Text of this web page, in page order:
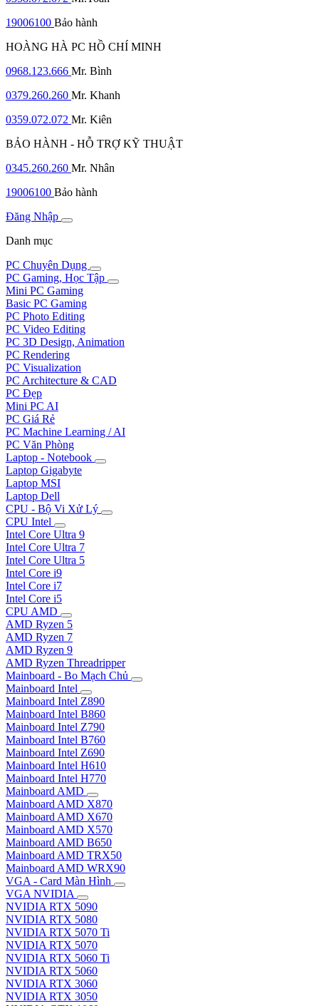
19006100 Bảo hành
HOÀNG HÀ PC HỒ CHÍ MINH
0968.123.666 Mr. Bình
0379.260.260 Mr. Khanh
0359.072.072 Mr. Kiên
BẢO HÀNH - HỖ TRỢ KỸ THUẬT
0345.260.260 Mr. Nhân
19006100 Bảo hành
Đăng Nhập
Danh mục
PC Chuyên Dụng
PC Gaming, Học Tập
Mini PC Gaming
Basic PC Gaming
PC Photo Editing
PC Video Editing
PC 3D Design, Animation
PC Rendering
PC Visualization
PC Architecture & CAD
PC Đẹp
Mini PC AI
PC Giá Rẻ
PC Machine Learning / AI
PC Văn Phòng
Laptop - Notebook
Laptop Gigabyte
Laptop MSI
Laptop Dell
CPU - Bộ Vi Xử Lý
CPU Intel
Intel Core Ultra 9
Intel Core Ultra 7
Intel Core Ultra 5
Intel Core i9
Intel Core i7
Intel Core i5
CPU AMD
AMD Ryzen 5
AMD Ryzen 7
AMD Ryzen 9
AMD Ryzen Threadripper
Mainboard - Bo Mạch Chủ
Mainboard Intel
Mainboard Intel Z890
Mainboard Intel B860
Mainboard Intel Z790
Mainboard Intel B760
Mainboard Intel Z690
Mainboard Intel H610
Mainboard Intel H770
Mainboard AMD
Mainboard AMD X870
Mainboard AMD X670
Mainboard AMD X570
Mainboard AMD B650
Mainboard AMD TRX50
Mainboard AMD WRX90
VGA - Card Màn Hình
VGA NVIDIA
NVIDIA RTX 5090
NVIDIA RTX 5080
NVIDIA RTX 5070 Ti
NVIDIA RTX 5070
NVIDIA RTX 5060 Ti
NVIDIA RTX 5060
NVIDIA RTX 3060
NVIDIA RTX 3050